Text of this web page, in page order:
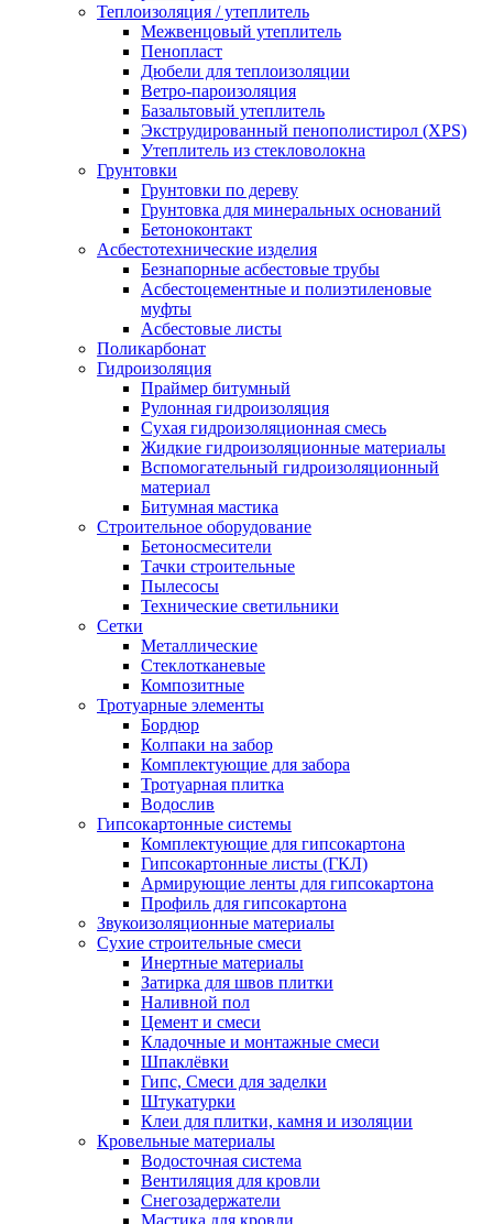
Теплоизоляция / утеплитель
Межвенцовый утеплитель
Пенопласт
Дюбели для теплоизоляции
Ветро-пароизоляция
Базальтовый утеплитель
Экструдированный пенополистирол (XPS)
Утеплитель из стекловолокна
Грунтовки
Грунтовки по дереву
Грунтовка для минеральных оснований
Бетоноконтакт
Асбестотехнические изделия
Безнапорные асбестовые трубы
Асбестоцементные и полиэтиленовые
муфты
Асбестовые листы
Поликарбонат
Гидроизоляция
Праймер битумный
Рулонная гидроизоляция
Сухая гидроизоляционная смесь
Жидкие гидроизоляционные материалы
Вспомогательный гидроизоляционный
материал
Битумная мастика
Строительное оборудование
Бетоносмесители
Тачки строительные
Пылесосы
Технические светильники
Сетки
Металлические
Стеклотканевые
Композитные
Тротуарные элементы
Бордюр
Колпаки на забор
Комплектующие для забора
Тротуарная плитка
Водослив
Гипсокартонные системы
Комплектующие для гипсокартона
Гипсокартонные листы (ГКЛ)
Армирующие ленты для гипсокартона
Профиль для гипсокартона
Звукоизоляционные материалы
Сухие строительные смеси
Инертные материалы
Затирка для швов плитки
Наливной пол
Цемент и смеси
Кладочные и монтажные смеси
Шпаклёвки
Гипс, Смеси для заделки
Штукатурки
Клеи для плитки, камня и изоляции
Кровельные материалы
Водосточная система
Вентиляция для кровли
Снегозадержатели
Мастика для кровли